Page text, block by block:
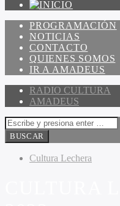
PROGRAMACIÓN
NOTICIAS
CONTACTO
QUIENES SOMOS
IR A AMADEUS
RADIO CULTURA
AMADEUS
Cultura Lechera